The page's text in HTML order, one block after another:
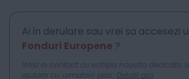
Ai in derulare sau vrei sa accesezi
Fonduri Europene ?
Intra in contact cu echipa noastra dedicata
ajutam cu urmatorii pasi. Detalii aici